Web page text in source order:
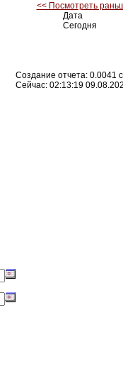
<< Посмотреть
Дата
Сегодня
Создание отчета: 0.0041
Сейчас: 02:13:19